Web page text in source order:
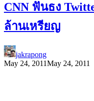
CNN ฟันธง
ล้านเหรียญ
jakrapong
May 24, 2011May 24, 2011